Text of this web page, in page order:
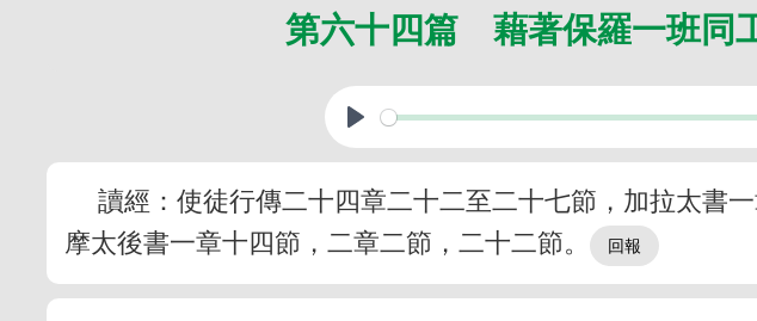
第六十四篇 藉著保羅一班同
讀經：使徒行傳二十四章二十二至二十七節，加拉太書
摩太後書一章十四節，二章二節，二十二節。